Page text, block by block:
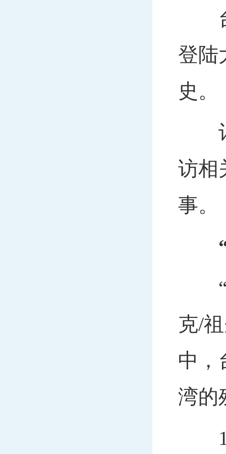
台
登陆
史。
记
访相
事。
“
克/
中，
湾的